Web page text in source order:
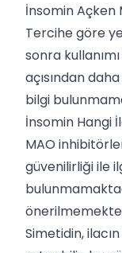
İnsomin Açken
Tercihe göre
sonra
açısından
bilgi
İnsomin Hangi
MAO
güvenilirliği ile
Simetidin,